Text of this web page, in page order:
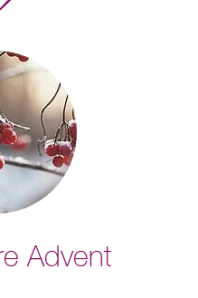
Advent